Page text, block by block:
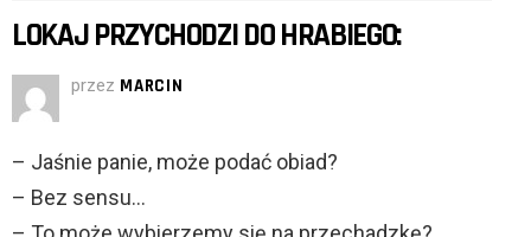
LOKAJ PRZYCHODZI DO HRABIEGO:
przez MARCIN
– Jaśnie panie, może podać obiad?
– Bez sensu…